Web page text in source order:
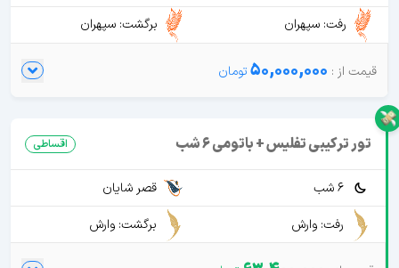
رفت: سپهران
برگشت: سپهران
50,000,000
تور ترکیبی تفلیس + باتومی 6 شب اقساطی
6 شب
قصر شایان
رفت: وارش
برگشت: وارش